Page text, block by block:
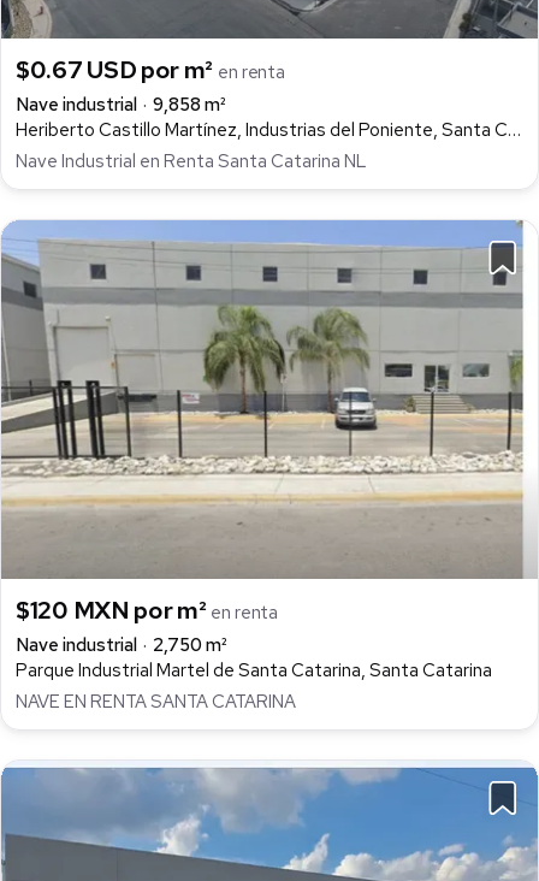
$0.67 USD por m² en renta
Nave industrial
9,858 m²
Heriberto Castillo Martínez, Industrias del Poniente, Santa Catarina
Nave Industrial en Renta Santa Catarina NL
$120 MXN por m² en renta
Nave industrial
2,750 m²
Parque Industrial Martel de Santa Catarina, Santa Catarina
NAVE EN RENTA SANTA CATARINA